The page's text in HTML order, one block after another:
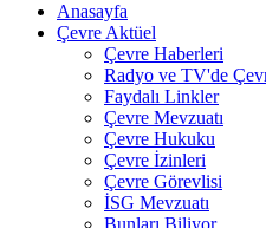
Anasayfa
Çevre Aktüel
Çevre Haberleri
Radyo ve TV'de
Faydalı Linkler
Çevre Mevzuatı
Çevre Hukuku
Çevre İzinleri
Çevre Görevlisi
İSG Mevzuatı
Bunları Biliyor